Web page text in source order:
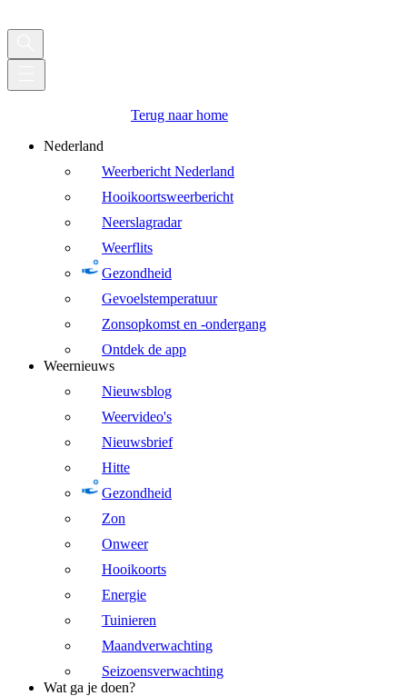
Terug naar home
Nederland
Weerbericht Nederland
Hooikoortsweerbericht
Neerslagradar
Weerflits
Gezondheid
Gevoelstemperatuur
Zonsopkomst en -ondergang
Ontdek de app
Weernieuws
Nieuwsblog
Weervideo's
Nieuwsbrief
Hitte
Gezondheid
Zon
Onweer
Hooikoorts
Energie
Tuinieren
Maandverwachting
Seizoensverwachting
Wat ga je doen?